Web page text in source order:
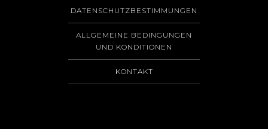
DATENSCHUTZBESTIMMUNGEN
ALLGEMEINE BEDINGUNGEN
UND KONDITIONEN
KONTAKT